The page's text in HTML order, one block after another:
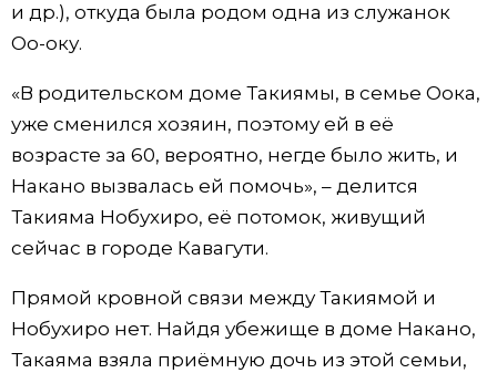
и др.), откуда была родом одна из служанок
Оо-оку.
«В родительском доме Такиямы, в семье Оока,
уже сменился хозяин, поэтому ей в её
возрасте за 60, вероятно, негде было жить, и
Накано вызвалась ей помочь», – делится
Такияма Нобухиро, её потомок, живущий
сейчас в городе Кавагути.
Прямой кровной связи между Такиямой и
Нобухиро нет. Найдя убежище в доме Накано,
Такаяма взяла приёмную дочь из этой семьи,